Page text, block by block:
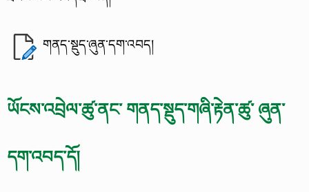
གནད་སྡུད་ཞུན་དག་འབད།
ཡོངས་འབྲེལ་ཚུ་ནང་ གནད་སྡུད་གཞི་རྟེན་ཚུ་ ཞུན་
དག་འབད་དོ།